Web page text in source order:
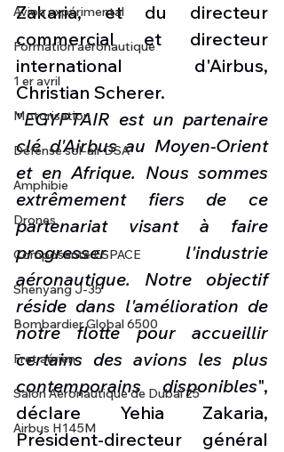
Avion expérimental
Formation aéronautique
1 er avril
Motorisation
Défense sol-air DSA
Amphibie
Drones
Composante ESPACE
Shenyang J-35
Bombardier Global 6500
Fret aérien
Salon Aéronautique de Dubaï 25
Airbus H145M
Zakaria, et du directeur
commercial et directeur
international d'Airbus,
Christian Scherer.
"EGYPTAIR est un partenaire
clé d'Airbus au Moyen-Orient
et en Afrique. Nous sommes
extrêmement fiers de ce
partenariat visant à faire
progresser l'industrie
aéronautique. Notre objectif
réside dans l'amélioration de
notre flotte pour accueillir
certains des avions les plus
contemporains disponibles",
déclare Yehia Zakaria,
Président-directeur général